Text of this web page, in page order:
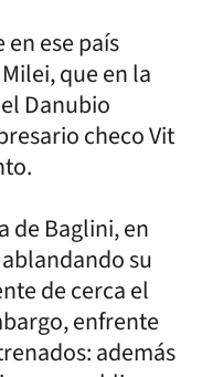
ese país
que en la
Danubio
checo Vit
de Baglini, en
su
de cerca el
enfrente
además